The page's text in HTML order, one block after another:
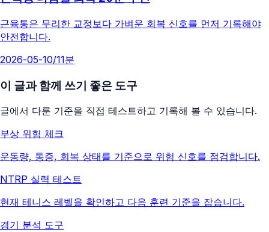
근육통은 무리한 교정보다 가벼운 회복 신호를 먼저 기록해야
안전합니다.
2026-05-10/11분
이 글과 함께 쓰기 좋은 도구
글에서 다룬 기준을 직접 테스트하고 기록해 볼 수 있습니다.
부상 위험 체크
운동량, 통증, 회복 상태를 기준으로 위험 신호를 점검합니다.
NTRP 실력 테스트
현재 테니스 레벨을 확인하고 다음 훈련 기준을 잡습니다.
경기 분석 도구